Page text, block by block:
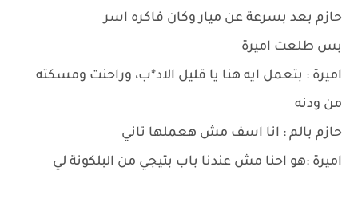
حازم بعد بسرعة عن ميار وكان فاكره اسر
بس طلعت اميرة
اميرة : بتعمل ايه هنا يا قليل الاد*ب، وراحنت ومسكته
من ودنه
حازم بالم : انا اسف مش هعملها تاني
اميرة :هو احنا مش عندنا باب بتيجي من البلكونة لي